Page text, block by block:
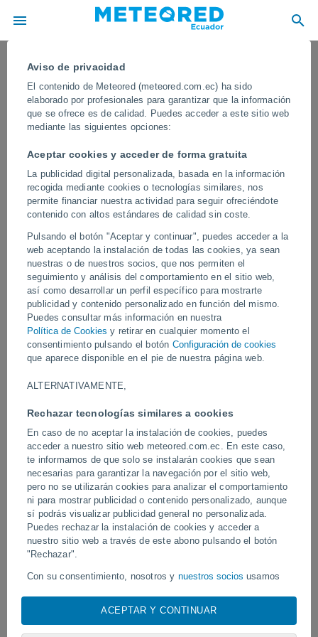
Aviso de privacidad
El contenido de Meteored (meteored.com.ec) ha sido
elaborado por profesionales para garantizar que la información
que se ofrece es de calidad. Puedes acceder a este sitio web
mediante las siguientes opciones:
Aceptar cookies y acceder de forma gratuita
La publicidad digital personalizada, basada en la información
recogida mediante cookies o tecnologías similares, nos
permite financiar nuestra actividad para seguir ofreciéndote
contenido con altos estándares de calidad sin coste.
Pulsando el botón "Aceptar y continuar", puedes acceder a la
web aceptando la instalación de todas las cookies, ya sean
nuestras o de nuestros socios, que nos permiten el
seguimiento y análisis del comportamiento en el sitio web,
así como desarrollar un perfil específico para mostrarte
publicidad y contenido personalizado en función del mismo.
Puedes consultar más información en nuestra
Política de Cookies y retirar en cualquier momento el
consentimiento pulsando el botón Configuración de cookies
que aparece disponible en el pie de nuestra página web.
ALTERNATIVAMENTE,
Rechazar tecnologías similares a cookies
En caso de no aceptar la instalación de cookies, puedes
acceder a nuestro sitio web meteored.com.ec. En este caso,
te informamos de que solo se instalarán cookies que sean
necesarias para garantizar la navegación por el sitio web,
pero no se utilizarán cookies para analizar el comportamiento
ni para mostrar publicidad o contenido personalizado, aunque
sí podrás visualizar publicidad general no personalizada.
Puedes rechazar la instalación de cookies y acceder a
nuestro sitio web a través de este abono pulsando el botón
"Rechazar".
Con su consentimiento, nosotros y nuestros socios usamos
visita en este sitio web, las direcciones IP y los
ACEPTAR Y CONTINUAR
Un tornado de tipo landspout fue
captado por las cámaras en Thai Binh,
Vietnam
Impresionantes imágenes muestran la formación de un tornado
tipo landspout sobre Thai Binh, Vietnam. Observá cómo este
imponente vórtice toca tierra, dejando en evidencia la fuerza de
los fenómenos meteorológicos severos y la inestabilidad
atmosférica.
Vídeos
Pelotas, Brasil.
fútbol en Narathiwat,